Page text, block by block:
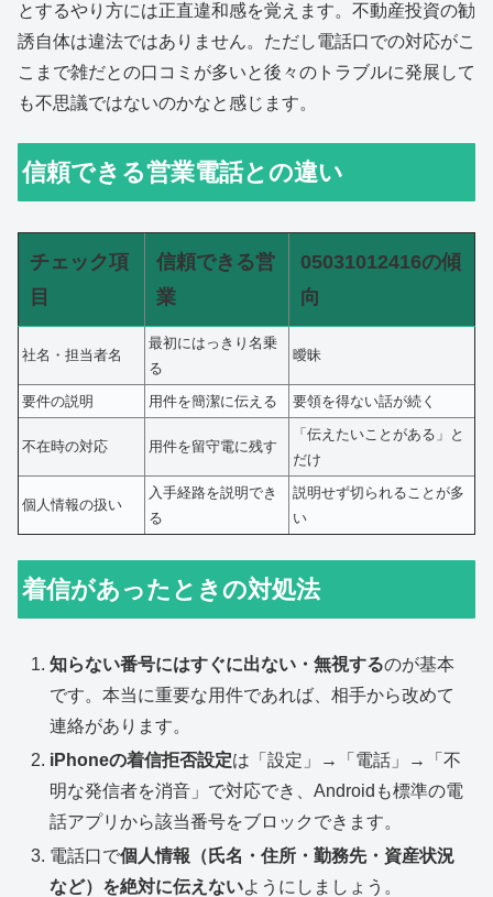
とするやり方には正直違和感を覚えます。不動産投資の勧
誘自体は違法ではありません。ただし電話口での対応がこ
こまで雑だとの口コミが多いと後々のトラブルに発展して
も不思議ではないのかなと感じます。
信頼できる営業電話との違い
チェック項
目
信頼できる営
業
05031012416の傾
向
社名・担当者名
最初にはっきり名乗
る
曖昧
要件の説明 用件を簡潔に伝える 要領を得ない話が続く
不在時の対応 用件を留守電に残す
「伝えたいことがある」と
だけ
個人情報の扱い
入手経路を説明でき
る
説明せず切られることが多
い
着信があったときの対処法
知らない番号にはすぐに出ない・無視するのが基本
です。本当に重要な用件であれば、相手から改めて
連絡があります。
iPhoneの着信拒否設定は「設定」→「電話」→「不
明な発信者を消音」で対応でき、Androidも標準の電
話アプリから該当番号をブロックできます。
電話口で個人情報（氏名・住所・勤務先・資産状況
など）を絶対に伝えないようにしましょう。